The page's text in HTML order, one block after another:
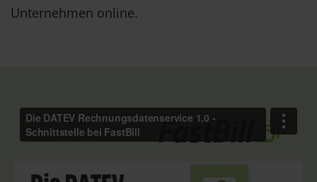
Unternehmen online.